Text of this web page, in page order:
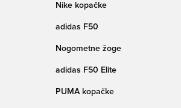
Nike kopačke
adidas F50
Nogometne žoge
adidas F50 Elite
PUMA kopačke